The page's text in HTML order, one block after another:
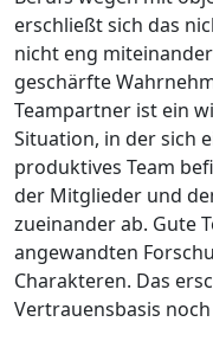
erschließt sich das
nicht eng
geschärfte
Teampartner ist ein
Situation, in der sich
produktives Team
der Mitglieder und
zueinander ab. Gute
angewandten
Charakteren. Das
Vertrauensbasis